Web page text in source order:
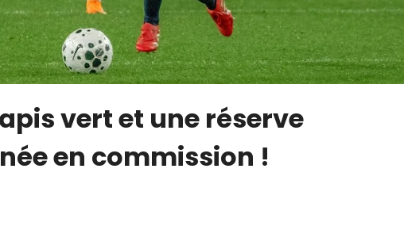
vert et une réserve
en commission !